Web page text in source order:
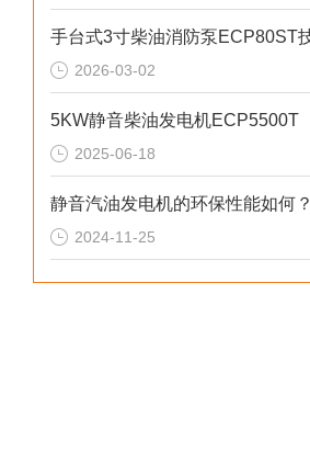
2026-03-02
5KW静音柴油发电机ECP5500T
2025-06-18
静音汽油发电机的环保性能如何？
2024-11-25